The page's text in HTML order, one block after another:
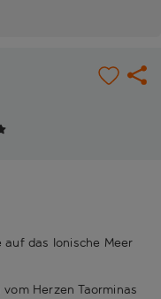
das Ionische Meer
Herzen Taorminas